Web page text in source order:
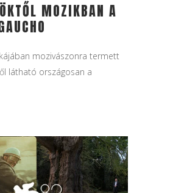
MOZIKBAN A
mozivászonra termett
látható országosan a